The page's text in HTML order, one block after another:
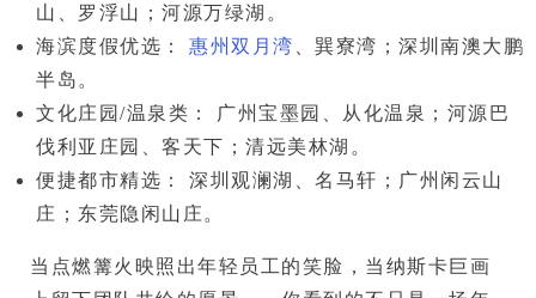
山、罗浮山；河源万绿湖。
海滨度假优选：
惠州双月湾 、巽寮湾；深圳南澳大鹏
半岛。
文化庄园/温泉类：
广州宝墨园、从化温泉；河源巴
伐利亚庄园、客天下；清远美林湖。
便捷都市精选：
深圳观澜湖、名马轩；广州闲云山
庄；东莞隐闲山庄。
当点燃篝火映照出年轻员工的笑脸，当纳斯卡巨画